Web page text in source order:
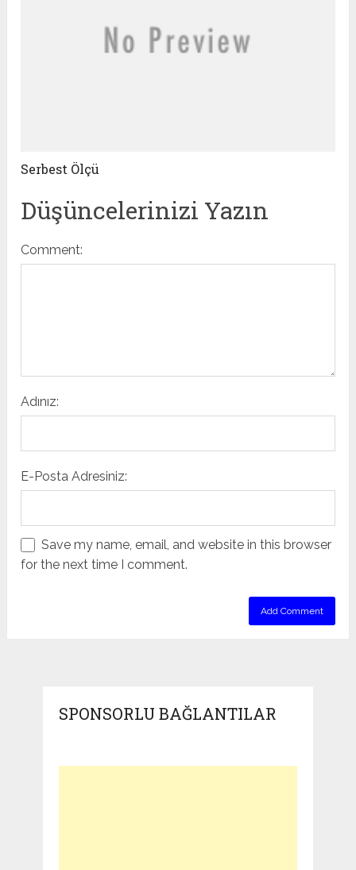
Serbest Ölçü
Düşüncelerinizi Yazın
Comment:
Adınız:
E-Posta Adresiniz:
Save my name, email, and website in this browser
for the next time I comment.
SPONSORLU BAĞLANTILAR